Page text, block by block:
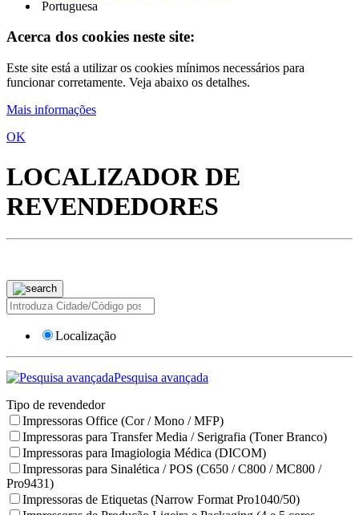
Portuguesa
Acerca dos cookies neste site:
Este site está a utilizar os cookies mínimos necessários para
funcionar corretamente. Veja abaixo os detalhes.
Mais informações
OK
LOCALIZADOR DE
REVENDEDORES
Localização
Pesquisa avançada
Tipo de revendedor
Impressoras Office (Cor / Mono / MFP)
Impressoras para Transfer Media / Serigrafia (Toner Branco)
Impressoras para Imagiologia Médica (DICOM)
Impressoras para Sinalética / POS (C650 / C800 / MC800 /
Pro9431)
Impressoras de Etiquetas (Narrow Format Pro1040/50)